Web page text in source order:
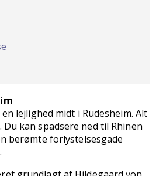
lejlighed midt i Rüdesheim. Alt
kan spadsere ned til Rhinen
berømte forlystelsesgade